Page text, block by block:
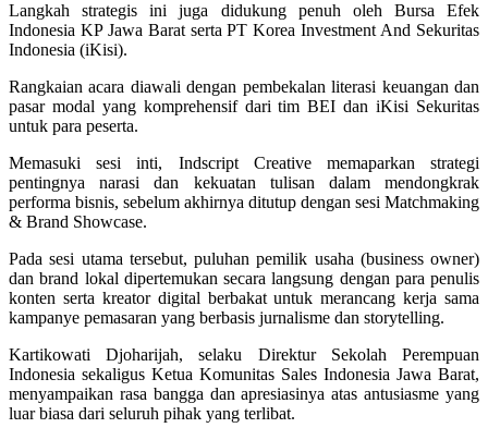
Langkah strategis ini juga didukung penuh oleh Bursa Efek
Indonesia KP Jawa Barat serta PT Korea Investment And Sekuritas
Indonesia (iKisi).
Rangkaian acara diawali dengan pembekalan literasi keuangan dan
pasar modal yang komprehensif dari tim BEI dan iKisi Sekuritas
untuk para peserta.
Memasuki sesi inti, Indscript Creative memaparkan strategi
pentingnya narasi dan kekuatan tulisan dalam mendongkrak
performa bisnis, sebelum akhirnya ditutup dengan sesi Matchmaking
& Brand Showcase.
Pada sesi utama tersebut, puluhan pemilik usaha (business owner)
dan brand lokal dipertemukan secara langsung dengan para penulis
konten serta kreator digital berbakat untuk merancang kerja sama
kampanye pemasaran yang berbasis jurnalisme dan storytelling.
Kartikowati Djoharijah, selaku Direktur Sekolah Perempuan
Indonesia sekaligus Ketua Komunitas Sales Indonesia Jawa Barat,
menyampaikan rasa bangga dan apresiasinya atas antusiasme yang
luar biasa dari seluruh pihak yang terlibat.